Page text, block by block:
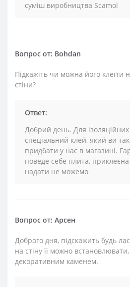
суміш виробництва Scamol
Вопрос от: Bohdan
Підкажіть чи можна його клеїти
стіни?
Ответ:
Добрий день. Для
спеціальний клей, який ви
придбати у нас в магазині.
поведе себе плита,
надати не можемо
Вопрос от: Арсен
Доброго дня, підскажить будь
на стіну її можно
декоративним каменем.